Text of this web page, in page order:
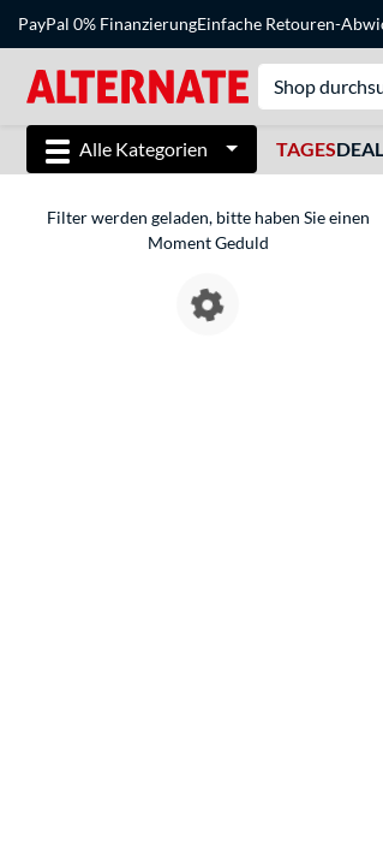
PayPal 0% FinanzierungEinfache Retouren-
Alle Kategorien TAGES
Filter werden geladen, bitte haben Sie einen
Moment Geduld